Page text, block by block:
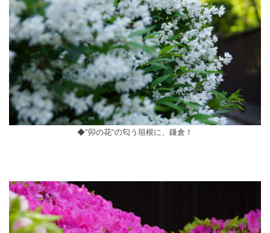
◆”卯の花”の匂う垣根に、鎌倉！